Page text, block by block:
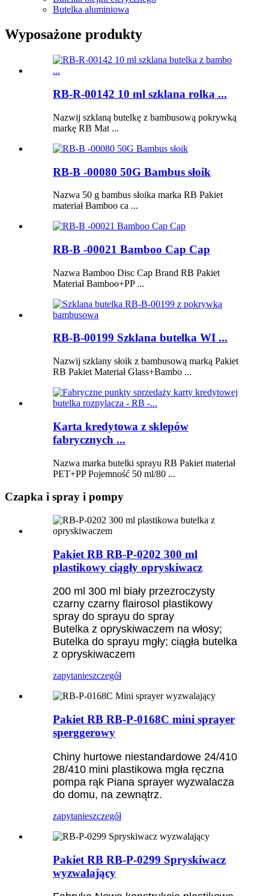
Butelka aluminiowa
Wyposażone produkty
RB-R-00142 10 ml szklana rolka ...
Nazwij szklaną butelkę z bambusową pokrywką
markę RB Mat ...
RB-B -00080 50G Bambus słoik
Nazwa 50 g bambus słoika marka RB Pakiet
materiał Bamboo ca ...
RB-B -00021 Bamboo Cap Cap
Nazwa Bamboo Disc Cap Brand RB Pakiet
Materiał Bamboo+PP ...
RB-B-00199 Szklana butelka WI ...
Nazwij szklany słoik z bambusową marką Pakiet
RB Pakiet Materiał Glass+Bambo ...
Karta kredytowa z sklepów
fabrycznych ...
Nazwa marka butelki sprayu RB Pakiet materiał
PET+PP Pojemność 50 ml/80 ...
Czapka i spray i pompy
Pakiet RB RB-P-0202 300 ml
plastikowy ciągły opryskiwacz
200 ml 300 ml biały przezroczysty
czarny czarny flairosol plastikowy
spray do sprayu do spray
Butelka z opryskiwaczem na włosy; ​​
Butelka do sprayu mgły; ciągła butelka
z opryskiwaczem
zapytanieszczegół
Pakiet RB RB-P-0168C mini sprayer
sperggerowy
Chiny hurtowe niestandardowe 24/410
28/410 mini plastikowa mgła ręczna
pompa rąk Piana sprayer wyzwalacza
do domu, na zewnątrz.
zapytanieszczegół
Pakiet RB RB-P-0299 Spryskiwacz
wyzwalający